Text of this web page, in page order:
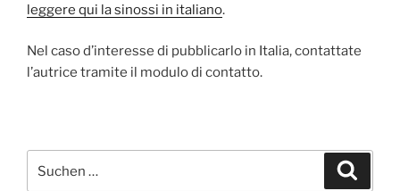
leggere qui la sinossi in italiano.
Nel caso d’interesse di pubblicarlo in Italia, contattate
l’autrice tramite il modulo di contatto.
nach: